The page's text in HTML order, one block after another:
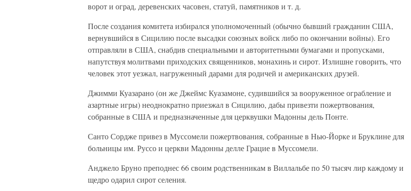
ворот и оград, деревенских часовен, статуй, памятников и т. д.
После создания комитета избирался уполномоченный (обычно бывший гражданин США,
вернувшийся в Сицилию после высадки союзных войск либо по окончании войны). Его
отправляли в США, снабдив специальными и авторитетными бумагами и пропусками,
напутствуя молитвами приходских священников, монахинь и сирот. Излишне говорить, что
человек этот уезжал, нагруженный дарами для родичей и американских друзей.
Джимми Куазарано (он же Джеймс Куазамоне, судившийся за вооруженное ограбление и
азартные игры) неоднократно приезжал в Сицилию, дабы привезти пожертвования,
собранные в США и предназначенные для церквушки Мадонны дель Понте.
Санто Сордже привез в Муссомели пожертвования, собранные в Нью-Йорке и Бруклине для
больницы им. Руссо и церкви Мадонны делле Грацие в Муссомели.
Анджело Бруно преподнес 66 своим родственникам в Виллальбе по 50 тысяч лир каждому и
щедро одарил сирот селения.